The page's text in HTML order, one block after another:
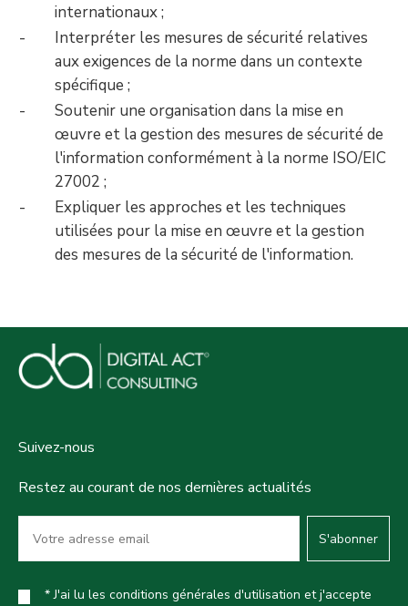
internationaux ;
Interpréter les mesures de sécurité relatives
aux exigences de la norme dans un contexte
spécifique ;
Soutenir une organisation dans la mise en
œuvre et la gestion des mesures de sécurité de
l'information conformément à la norme ISO/EIC
27002 ;
Expliquer les approches et les techniques
utilisées pour la mise en œuvre et la gestion
des mesures de la sécurité de l'information.
Suivez-nous
Restez au courant de nos dernières actualités
S'abonner
* J'ai lu les conditions générales d'utilisation et j'accepte